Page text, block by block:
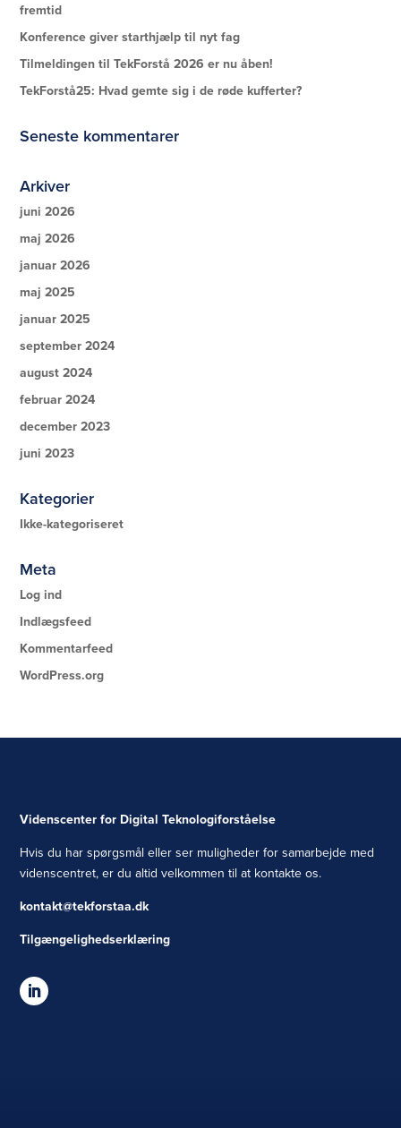
fremtid
Konference giver starthjælp til nyt fag
Tilmeldingen til TekForstå 2026 er nu åben!
TekForstå25: Hvad gemte sig i de røde kufferter?
Seneste kommentarer
Arkiver
juni 2026
maj 2026
januar 2026
maj 2025
januar 2025
september 2024
august 2024
februar 2024
december 2023
juni 2023
Kategorier
Ikke-kategoriseret
Meta
Log ind
Indlægsfeed
Kommentarfeed
WordPress.org
Videnscenter for Digital Teknologiforståelse
Hvis du har spørgsmål eller ser muligheder for samarbejde med
videnscentret, er du altid velkommen til at kontakte os.
kontakt@tekforstaa.dk
Tilgængelighedserklæring